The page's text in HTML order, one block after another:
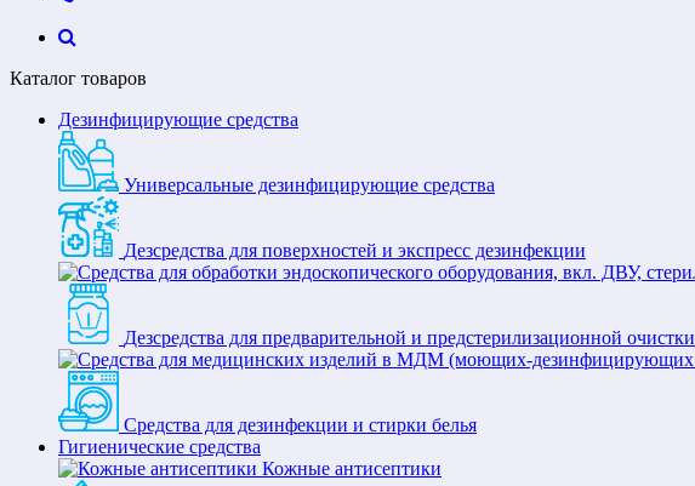
Каталог товаров
Дезинфицирующие средства
Универсальные дезинфицирующие средства
Дезсредства для поверхностей и экспресс дезинфекции
Дезсредства для предварительной и предстерилизационной очистки
Средства для дезинфекции и стирки белья
Гигиенические средства
Кожные антисептики